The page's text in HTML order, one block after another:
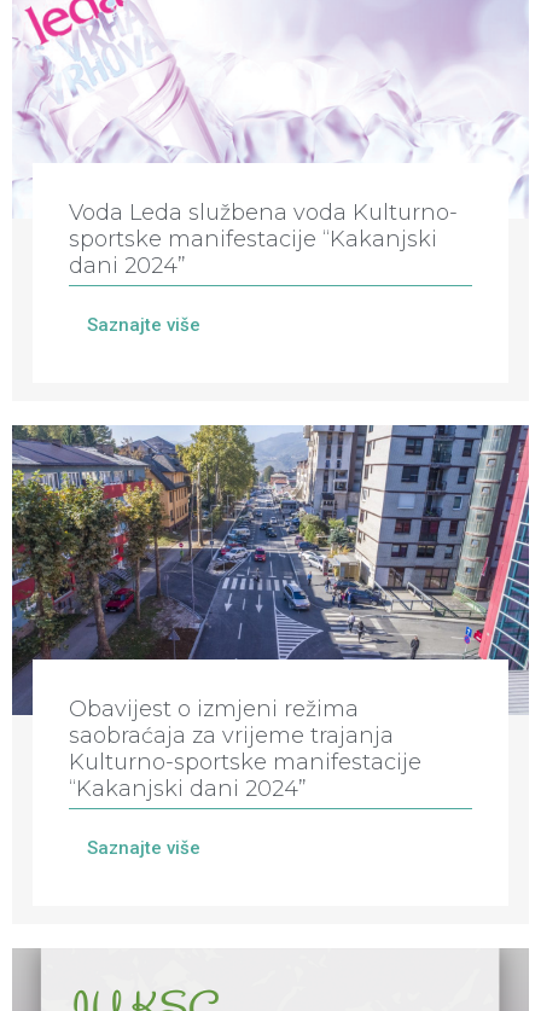
Voda Leda službena voda Kulturno-
sportske manifestacije “Kakanjski
dani 2024”
Saznajte više
Obavijest o izmjeni režima
saobraćaja za vrijeme trajanja
Kulturno-sportske manifestacije
“Kakanjski dani 2024”
Saznajte više